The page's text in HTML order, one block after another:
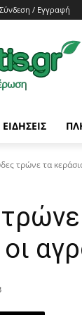
Σύνδεση / Εγγραφή
ΕΙΔΗΣΕΙΣ
τρώνε τα